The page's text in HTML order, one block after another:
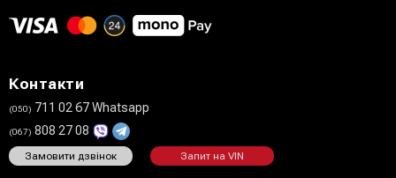
Контакти
(050) 711 02 67 Whatsapp
(067) 808 27 08
Замовити дзвінок Запит на VIN